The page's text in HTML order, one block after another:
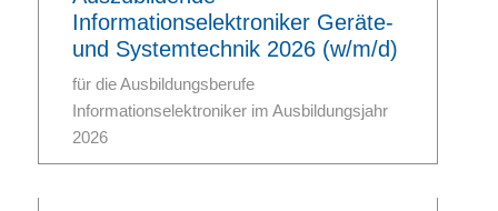
Informationselektroniker Geräte-
und Systemtechnik 2026 (w/m/d)
für die Ausbildungsberufe
Informationselektroniker im Ausbildungsjahr
2026